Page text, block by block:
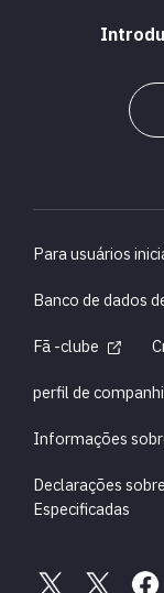
Para usuários
Banco de dados
Fã -clube
perfil de
Informações
Declarações
Especificadas